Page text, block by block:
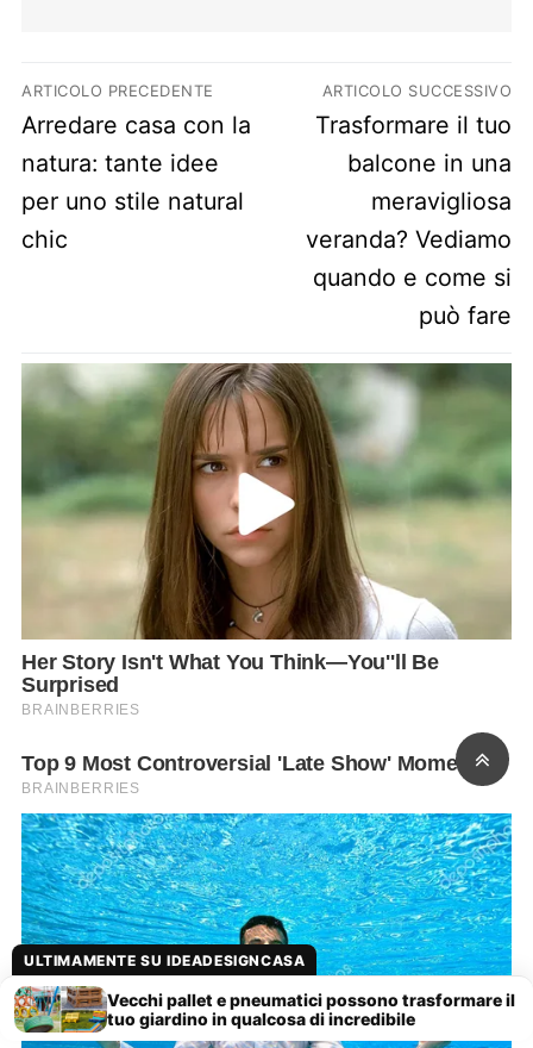
Navigazione articoli
ARTICOLO PRECEDENTE
Previous post:
Arredare casa con la
natura: tante idee
per uno stile natural
chic
ARTICOLO SUCCESSIVO
Next post:
Trasformare il tuo
balcone in una
meravigliosa
veranda? Vediamo
quando e come si
può fare
ULTIMAMENTE SU IDEADESIGNCASA
Vecchi pallet e pneumatici possono trasformare il
tuo giardino in qualcosa di incredibile